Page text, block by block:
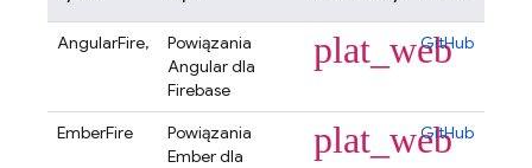
AngularFire,
Powiązania
Angular dla
Firebase
plat_web
GitHub
EmberFire
Powiązania
Ember dla
plat_web
GitHub